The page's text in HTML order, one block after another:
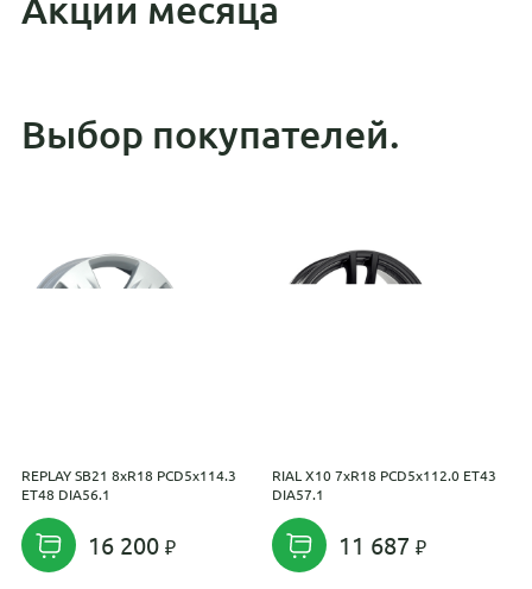
Акции месяца
Выбор покупателей.
REPLAY SB21 8xR18 PCD5x114.3
ET48 DIA56.1
16 200
RIAL X10 7xR18 PCD5x112.0 ET43
DIA57.1
11 687